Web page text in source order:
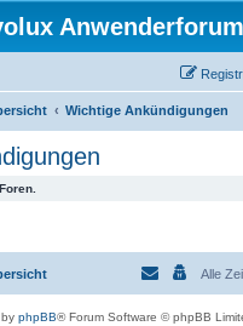
Anwenderforum
Wichtige Ankündigungen
Alle
phpBB® Forum Software © phpBB